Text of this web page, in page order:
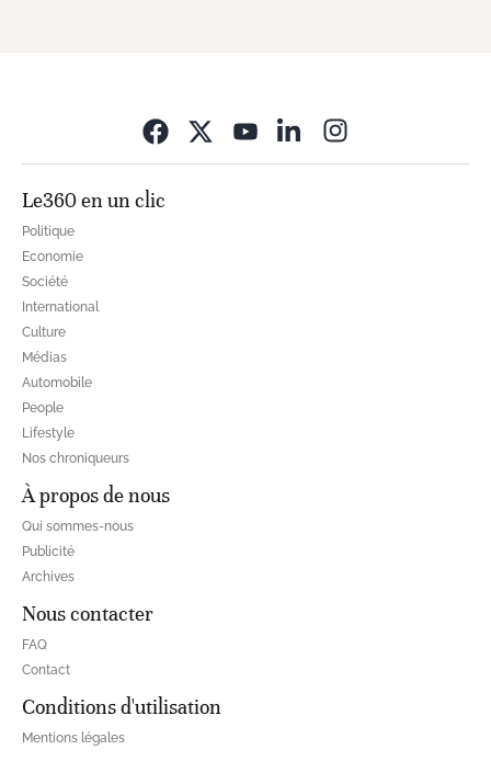
Le360 en un clic
Politique
Economie
Société
International
Culture
Médias
Automobile
People
Lifestyle
Nos chroniqueurs
À propos de nous
Qui sommes-nous
Publicité
Archives
Nous contacter
FAQ
Contact
Conditions d'utilisation
Mentions légales